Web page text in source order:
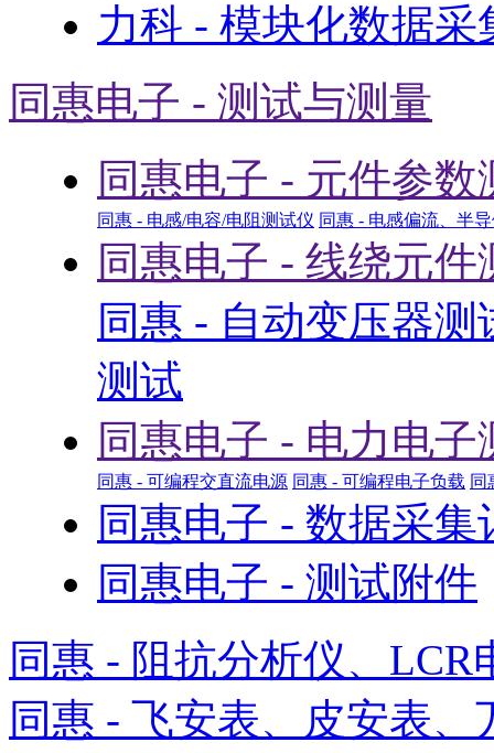
力科 - 模块化数据采
同惠电子 - 测试与测量
同惠电子 - 元件参数
同惠 - 电感/电容/电阻测试仪 同惠 - 电感偏流、半
同惠电子 - 线绕元件
同惠 - 自动变压器测
测试
同惠电子 - 电力电子
同惠 - 可编程交直流电源 同惠 - 可编程电子负载 同
同惠电子 - 数据采集
同惠电子 - 测试附件
同惠 - 阻抗分析仪、LCR
同惠 - 飞安表、皮安表、